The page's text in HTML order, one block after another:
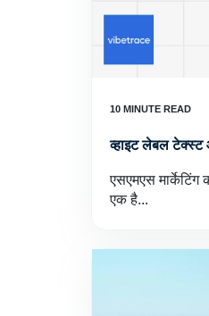
व्हाइट लेबल
एसएमएस
एक है...